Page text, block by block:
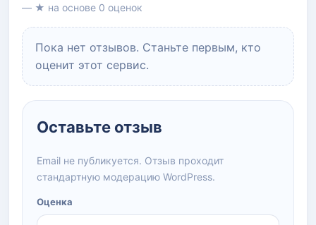
— ★ на основе 0 оценок
Пока нет отзывов. Станьте первым, кто
оценит этот сервис.
Оставьте отзыв
Email не публикуется. Отзыв проходит
стандартную модерацию WordPress.
Оценка